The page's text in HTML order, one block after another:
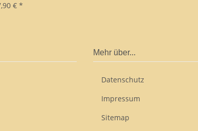
€ *
Mehr über...
Datenschutz
Impressum
Sitemap